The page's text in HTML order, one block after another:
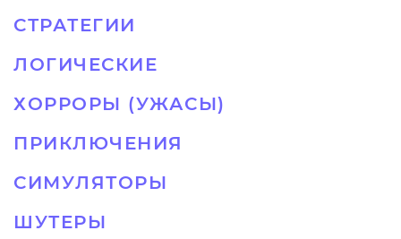
СТРАТЕГИИ
ЛОГИЧЕСКИЕ
ХОРРОРЫ (УЖАСЫ)
ПРИКЛЮЧЕНИЯ
СИМУЛЯТОРЫ
ШУТЕРЫ